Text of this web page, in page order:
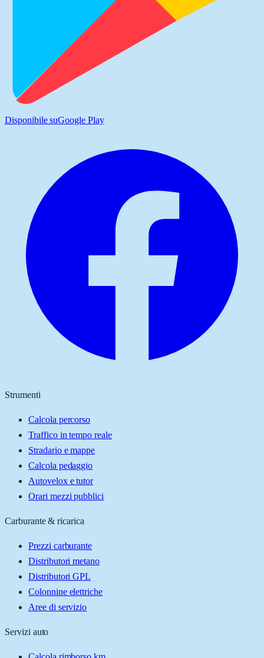
Disponibile suGoogle Play
Strumenti
Calcola percorso
Traffico in tempo reale
Stradario e mappe
Calcola pedaggio
Autovelox e tutor
Orari mezzi pubblici
Carburante & ricarica
Prezzi carburante
Distributori metano
Distributori GPL
Colonnine elettriche
Aree di servizio
Servizi auto